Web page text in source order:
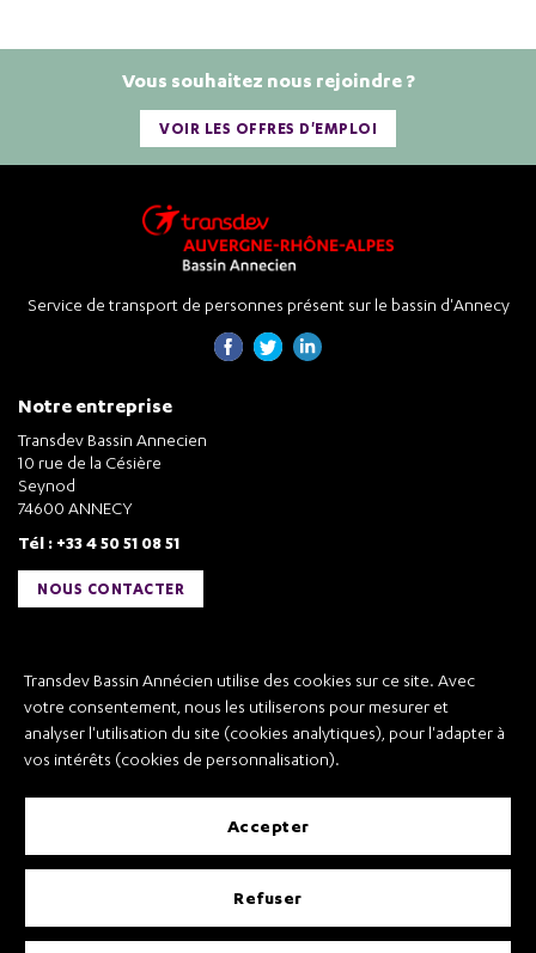
Transdev Bassin Annécien utilise des cookies sur ce site. Avec
votre consentement, nous les utiliserons pour mesurer et
analyser l'utilisation du site (cookies analytiques), pour l'adapter à
vos intérêts (cookies de personnalisation).
accepter
refuser
Vous souhaitez nous rejoindre ?
VOIR LES OFFRES D'EMPLOI
Service de transport de personnes présent sur le bassin d'Annecy
Notre entreprise
Transdev Bassin Annecien
10 rue de la Césière
Seynod
74600 ANNECY
Tél : +33 4 50 51 08 51
NOUS CONTACTER
Transdev Bassin Annécien
Recrutement
Conditions Générales de Vente et Transport
Conditions Générales d’Utilisation
Règlement